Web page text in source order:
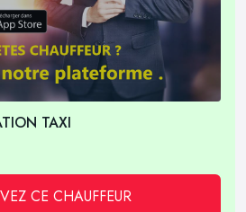
TAXI
CE CHAUFFEUR